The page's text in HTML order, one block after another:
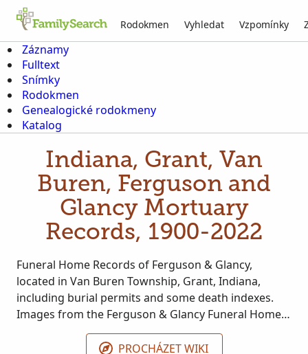
Rodokmen Vyhledat Vzpomínky
Záznamy
Fulltext
Snímky
Rodokmen
Genealogické rodokmeny
Katalog
Indiana, Grant, Van
Buren, Ferguson and
Glancy Mortuary
Records, 1900-2022
Funeral Home Records of Ferguson & Glancy,
located in Van Buren Township, Grant, Indiana,
including burial permits and some death indexes.
Images from the Ferguson & Glancy Funeral Home
(Indiana). Index courtesy of Ancestry.com
PROCHÁZET WIKI